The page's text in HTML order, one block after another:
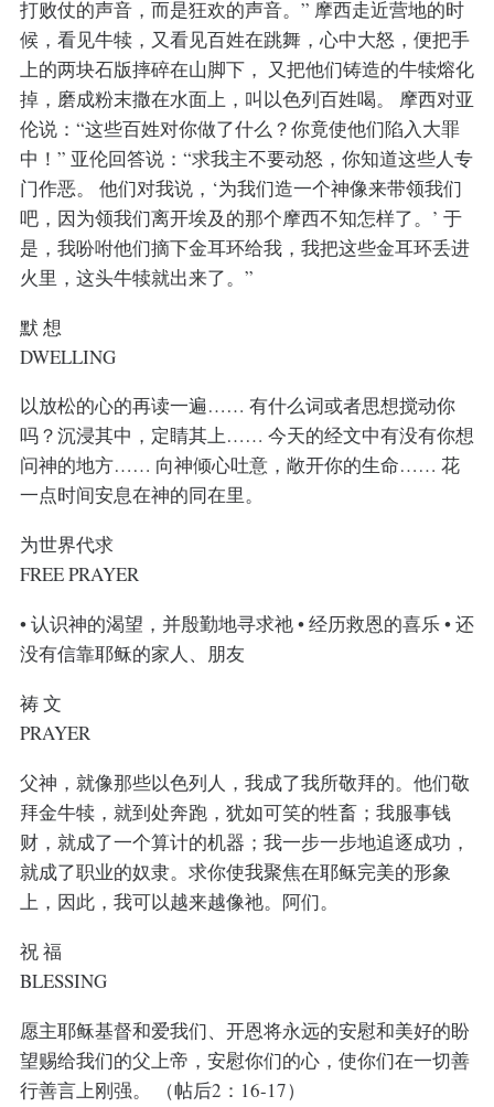
打败仗的声音，而是狂欢的声音。” 摩西走近营地的时
候，看见牛犊，又看见百姓在跳舞，心中大怒，便把手
上的两块石版摔碎在山脚下， 又把他们铸造的牛犊熔化
掉，磨成粉末撒在水面上，叫以色列百姓喝。 摩西对亚
伦说：“这些百姓对你做了什么？你竟使他们陷入大罪
中！” 亚伦回答说：“求我主不要动怒，你知道这些人专
门作恶。 他们对我说，‘为我们造一个神像来带领我们
吧，因为领我们离开埃及的那个摩西不知怎样了。’ 于
是，我吩咐他们摘下金耳环给我，我把这些金耳环丢进
火里，这头牛犊就出来了。”
默 想
DWELLING
以放松的心的再读一遍…… 有什么词或者思想搅动你
吗？沉浸其中，定睛其上…… 今天的经文中有没有你想
问神的地方…… 向神倾心吐意，敞开你的生命…… 花
一点时间安息在神的同在里。
为世界代求
FREE PRAYER
• 认识神的渴望，并殷勤地寻求祂 • 经历救恩的喜乐 • 还
没有信靠耶稣的家人、朋友
祷 文
PRAYER
父神，就像那些以色列人，我成了我所敬拜的。他们敬
拜金牛犊，就到处奔跑，犹如可笑的牲畜；我服事钱
财，就成了一个算计的机器；我一步一步地追逐成功，
就成了职业的奴隶。求你使我聚焦在耶稣完美的形象
上，因此，我可以越来越像祂。阿们。
祝 福
BLESSING
愿主耶稣基督和爱我们、开恩将永远的安慰和美好的盼
望赐给我们的父上帝，安慰你们的心，使你们在一切善
行善言上刚强。 （帖后2：16-17）